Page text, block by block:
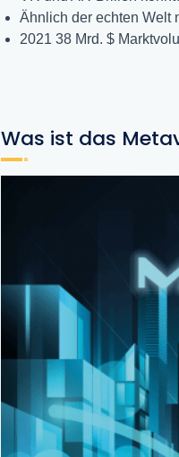
Ähnlich der echten Welt
2021 38 Mrd. $
Was ist das